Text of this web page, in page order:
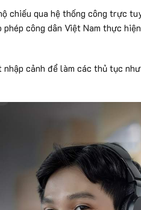
chiếu qua hệ thống công trực
công dân Việt Nam thực
cảnh để làm các thủ tục